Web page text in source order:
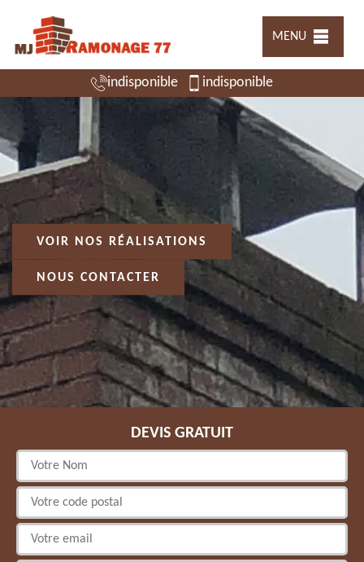
MENU
indisponible indisponible
VOIR NOS RÉALISATIONS
NOUS CONTACTER
DEVIS GRATUIT